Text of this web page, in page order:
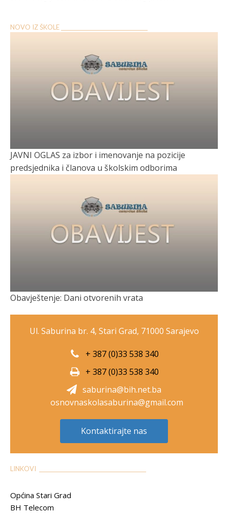
NOVO IZ ŠKOLE __________________________________
JAVNI OGLAS za izbor i imenovanje na pozicije
predsjednika i članova u školskim odborima
Obavještenje: Dani otvorenih vrata
Ul. Saburina br. 4, Stari Grad, 71000 Sarajevo
+ 387 (0)33 538 340
+ 387 (0)33 538 340
saburina@bih.net.ba
osnovnaskolasaburina@gmail.com
Kontaktirajte nas
LINKOVI __________________________________________
Općina Stari Grad
BH Telecom